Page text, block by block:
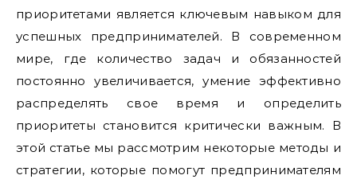
приоритетами является ключевым навыком для
успешных предпринимателей. В современном
мире, где количество задач и обязанностей
постоянно увеличивается, умение эффективно
распределять свое время и определить
приоритеты становится критически важным. В
этой статье мы рассмотрим некоторые методы и
стратегии, которые помогут предпринимателям